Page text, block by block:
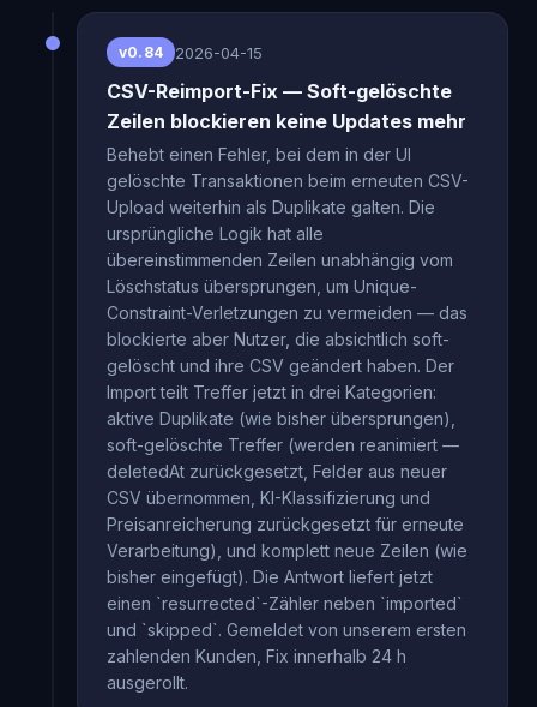
v0.84 2026-04-15
CSV-Reimport-Fix — Soft-gelöschte
Zeilen blockieren keine Updates mehr
Behebt einen Fehler, bei dem in der UI
gelöschte Transaktionen beim erneuten CSV-
Upload weiterhin als Duplikate galten. Die
ursprüngliche Logik hat alle
übereinstimmenden Zeilen unabhängig vom
Löschstatus übersprungen, um Unique-
Constraint-Verletzungen zu vermeiden — das
blockierte aber Nutzer, die absichtlich soft-
gelöscht und ihre CSV geändert haben. Der
Import teilt Treffer jetzt in drei Kategorien:
aktive Duplikate (wie bisher übersprungen),
soft-gelöschte Treffer (werden reanimiert —
deletedAt zurückgesetzt, Felder aus neuer
CSV übernommen, KI-Klassifizierung und
Preisanreicherung zurückgesetzt für erneute
Verarbeitung), und komplett neue Zeilen (wie
bisher eingefügt). Die Antwort liefert jetzt
einen `resurrected`-Zähler neben `imported`
und `skipped`. Gemeldet von unserem ersten
zahlenden Kunden, Fix innerhalb 24 h
ausgerollt.